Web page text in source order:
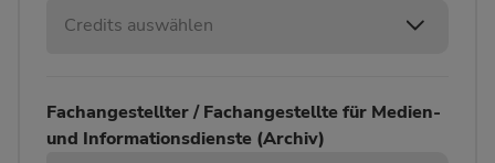
Credits auswählen
Fachangestellter / Fachangestellte für Medien-
und Informationsdienste (Archiv)